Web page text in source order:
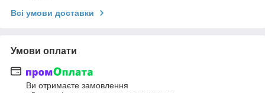
Всі умови доставки
Умови оплати
Ви отримаєте замовлення